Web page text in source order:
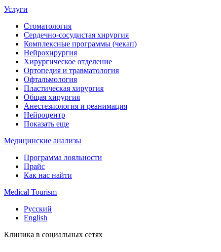
Услуги
Стоматология
Сердечно-сосудистая хирургия
Комплексные программы (чекап)
Нейрохирургия
Хирургическое отделение
Ортопедия и травматология
Офтальмология
Пластическая хирургия
Общая хирургия
Анестезиология и реанимация
Нейроцентр
Показать еще
Медицинские анализы
Программа лояльности
Прайс
Как нас найти
Medical Tourism
Русский
English
Клиника в социальных сетях